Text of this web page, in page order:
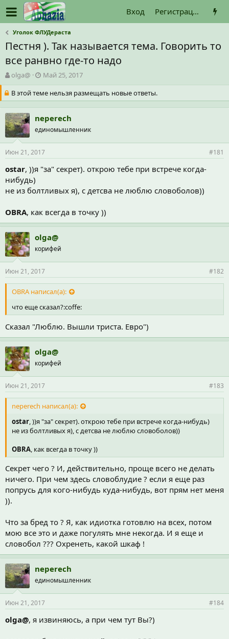
Вход Регистрация
Уголок ФЛУДераста
Пестня ). Так называется тема. Говорить то
все ранвно где-то надо
А
в
т
о
р
т
е
м
olga@
Д
а
т
а
а
ч
л
а
Май 25, 2017
В этой теме нельзя размещать новые ответы.
neperech
единомышленник
Июн 21, 2017 #181
ostar, ))я "за" секрет). открою тебе при встрече когда-
нибудь)
не из болтливых я), с детсва не люблю словоболов))
OBRA, как всегда в точку ))
olga@
корифей
Июн 21, 2017 #182
OBRA написал(а):
что еще сказал?:coffe:
Сказал "Люблю. Вышли триста. Евро")
olga@
корифей
Июн 21, 2017 #183
neperech написал(а):
ostar, ))я "за" секрет). открою тебе при встрече когда-нибудь)
не из болтливых я), с детсва не люблю словоболов))
OBRA, как всегда в точку ))
Секрет чего ? И, действительно, проще всего не делать
ничего. При чем здесь словоблудие ? если я еще раз
попрусь для кого-нибудь куда-нибудь, вот прям нет меня
)).
Что за бред то ? Я, как идиотка готовлю на всех, потом
мою все это и даже погулять мне некогда. И я еще и
словобол ??? Охренеть, какой шкаф !
neperech
единомышленник
Июн 21, 2017 #184
olga@, я извиняюсь, а при чем тут Вы?)